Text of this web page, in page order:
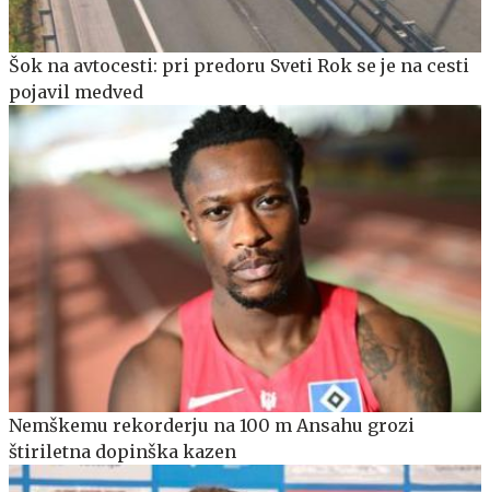
Šok na avtocesti: pri predoru Sveti Rok se je na cesti
pojavil medved
Nemškemu rekorderju na 100 m Ansahu grozi
štiriletna dopinška kazen